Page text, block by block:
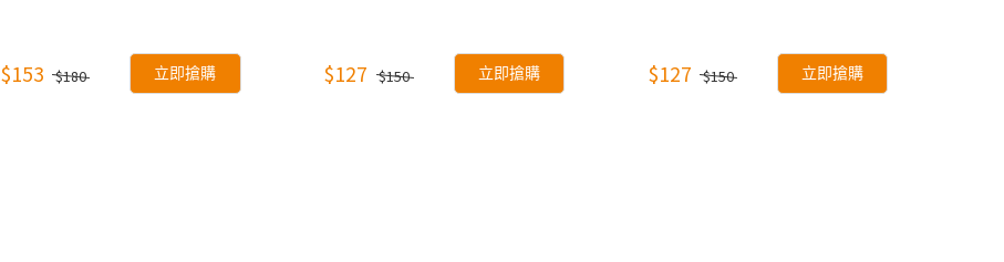
$153 $180 立即搶購 $127 $150 立即搶購 $127 $150 立即搶購